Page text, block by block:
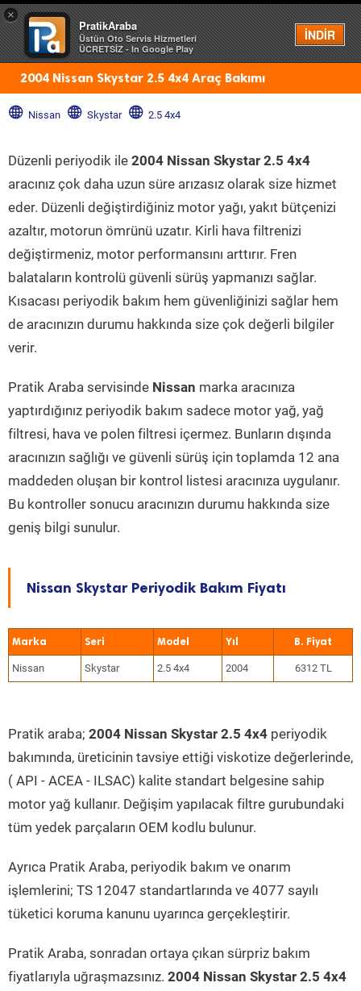
×
PratikAraba
Üstün Oto Servis Hizmetleri
ÜCRETSİZ - In Google Play
İNDİR
Menü
2004 Nissan Skystar 2.5 4x4 Araç Bakımı
Nissan Skystar 2.5 4x4
Düzenli periyodik ile 2004 Nissan Skystar 2.5 4x4
aracınız çok daha uzun süre arızasız olarak size hizmet
eder. Düzenli değiştirdiğiniz motor yağı, yakıt bütçenizi
azaltır, motorun ömrünü uzatır. Kirli hava filtrenizi
değiştirmeniz, motor performansını arttırır. Fren
balataların kontrolü güvenli sürüş yapmanızı sağlar.
Kısacası periyodik bakım hem güvenliğinizi sağlar hem
de aracınızın durumu hakkında size çok değerli bilgiler
verir.
Pratik Araba servisinde Nissan marka aracınıza
yaptırdığınız periyodik bakım sadece motor yağ, yağ
filtresi, hava ve polen filtresi içermez. Bunların dışında
aracınızın sağlığı ve güvenli sürüş için toplamda 12 ana
maddeden oluşan bir kontrol listesi aracınıza uygulanır.
Bu kontroller sonucu aracınızın durumu hakkında size
geniş bilgi sunulur.
Nissan Skystar Periyodik Bakım Fiyatı
Marka Seri Model Yıl
Nissan Skystar 2.5 4x4 2004 6312 TL
Pratik araba; 2004 Nissan Skystar 2.5 4x4 periyodik
bakımında, üreticinin tavsiye ettiği viskotize değerlerinde,
( API - ACEA - ILSAC) kalite standart belgesine sahip
motor yağ kullanır. Değişim yapılacak filtre gurubundaki
tüm yedek parçaların OEM kodlu bulunur.
Ayrıca Pratik Araba, periyodik bakım ve onarım
işlemlerini; TS 12047 standartlarında ve 4077 sayılı
tüketici koruma kanunu uyarınca gerçekleştirir.
Pratik Araba, sonradan ortaya çıkan sürpriz bakım
fiyatlarıyla uğraşmazsınız. 2004 Nissan Skystar 2.5 4x4